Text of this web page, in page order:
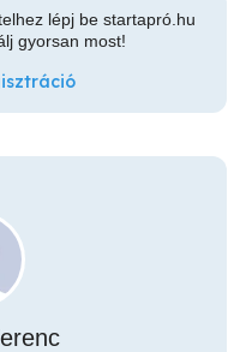
lépj be startapró.hu
gyorsan most!